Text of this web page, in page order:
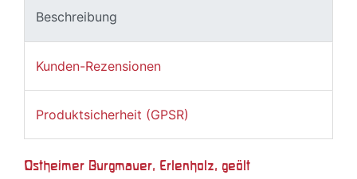
Beschreibung
Kunden-Rezensionen
Produktsicherheit (GPSR)
Ostheimer Burgmauer, Erlenholz, geölt